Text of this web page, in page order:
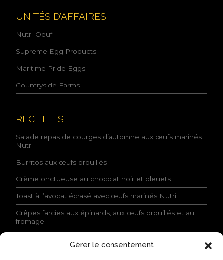
Gérer le consentement
l
t
i
q
u
e
d
e
c
n
f
i
d
e
n
t
i
a
l
i
UNITÉS D’AFFAIRES
Nutri-Oeuf
Supreme Egg Products
Maritime Pride Eggs
Countryside Farms
RECETTES
Salade repas de courges d’automne aux œufs marinés
Nutri
Burritos aux œufs brouillés
Crème onctueuse au chocolat noir et bleuets
Toast à l’avocat écrasé avec œufs marinés Nutri
Crêpes farcies aux épinards, aux œufs brouillés et au
fromage